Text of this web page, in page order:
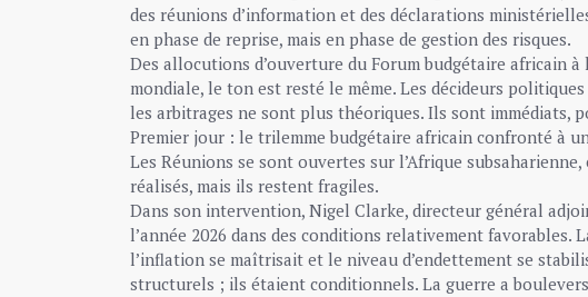
des réunions d’information et des déclarations
en phase de reprise, mais en phase de gestion des risques.
Des allocutions d’ouverture du Forum budgétaire africain
mondiale, le ton est resté le même. Les décideurs
les arbitrages ne sont plus théoriques. Ils sont immédiats,
Premier jour : le trilemme budgétaire africain confronté à
Les Réunions se sont ouvertes sur l’Afrique
réalisés, mais ils restent fragiles.
Dans son intervention, Nigel Clarke, directeur général
l’année 2026 dans des conditions relativement favorables.
l’inflation se maîtrisait et le niveau d’endettement se
structurels ; ils étaient conditionnels. La guerre a